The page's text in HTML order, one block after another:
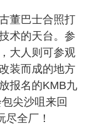
董巴士合照打
术的天台。参
大人则可参观
装而成的地方
报名的KMB九
尖沙咀来回
全厂！